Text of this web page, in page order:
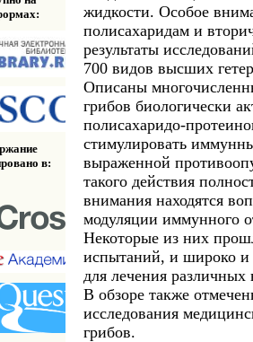
в:
жидкости. Особое
полисахаридам и
результаты
700 видов высших
Описаны
грибов биологически
полисахаридо-
стимулировать
выраженной
такого действия
внимания находятся
модуляции иммунного
Некоторые из них
испытаний, и широко
для лечения различных
В обзоре также
исследования
грибов.